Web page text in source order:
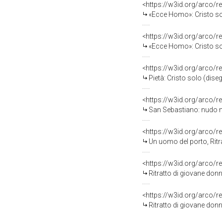
<https://w3id.org/arco/
«Ecce Homo»: Cristo
<https://w3id.org/arco/
«Ecce Homo»: Cristo
<https://w3id.org/arco/
Pietà: Cristo solo
<https://w3id.org/arco/
San Sebastiano: nudo
<https://w3id.org/arco/
Un uomo del porto,
<https://w3id.org/arco/
Ritratto di giovane
<https://w3id.org/arco/
Ritratto di giovane